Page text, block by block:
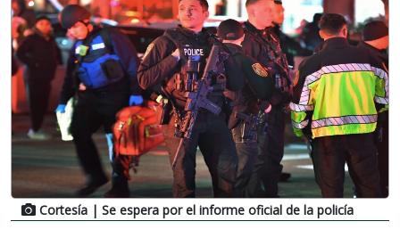
Cortesía | Se espera por el informe oficial de la policía